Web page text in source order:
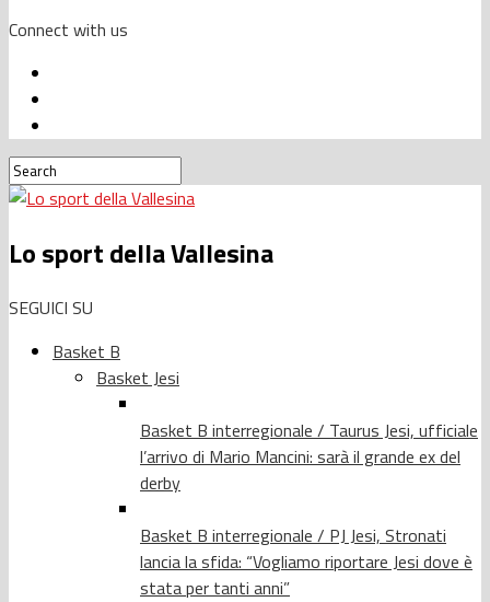
Connect with us
Lo sport della Vallesina
SEGUICI SU
Basket B
Basket Jesi
Basket B interregionale / Taurus Jesi, ufficiale
l’arrivo di Mario Mancini: sarà il grande ex del
derby
Basket B interregionale / PJ Jesi, Stronati
lancia la sfida: “Vogliamo riportare Jesi dove è
stata per tanti anni”